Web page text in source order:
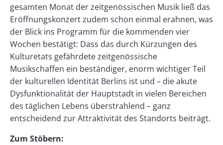
gesamten Monat der zeitgenössischen Musik ließ das
Eröffnungskonzert zudem schon einmal erahnen, was
der Blick ins Programm für die kommenden vier
Wochen bestätigt: Dass das durch Kürzungen des
Kulturetats gefährdete zeitgenössische
Musikschaffen ein beständiger, enorm wichtiger Teil
der kulturellen Identität Berlins ist und – die akute
Dysfunktionalität der Hauptstadt in vielen Bereichen
des täglichen Lebens überstrahlend – ganz
entscheidend zur Attraktivität des Standorts beiträgt.
Zum Stöbern: